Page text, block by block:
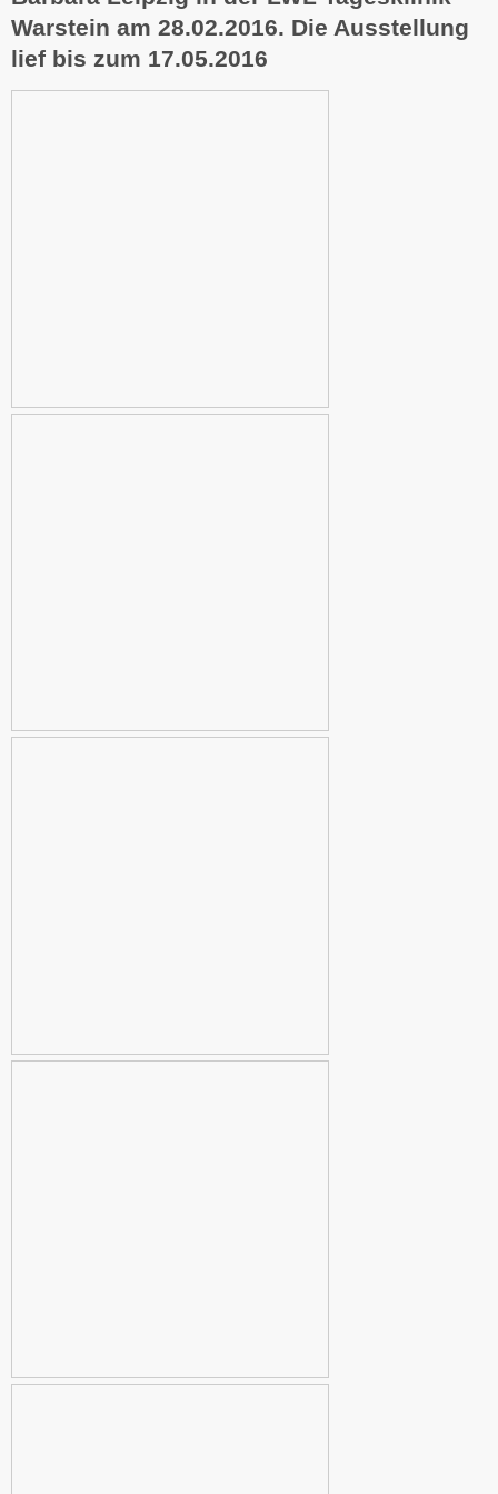
Warstein am 28.02.2016. Die Ausstellung
lief bis zum 17.05.2016